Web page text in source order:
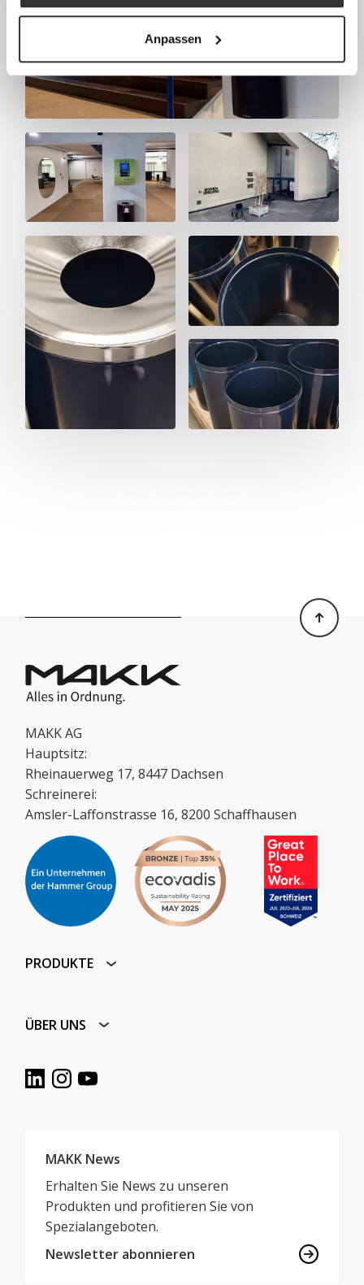
Anpassen
MAKK AG
Hauptsitz:
Rheinauerweg 17, 8447 Dachsen
Schreinerei:
Amsler-Laffonstrasse 16, 8200 Schaffhausen
PRODUKTE
ÜBER UNS
MAKK News
Erhalten Sie News zu unseren
Produkten und profitieren Sie von
Spezialangeboten.
Newsletter abonnieren